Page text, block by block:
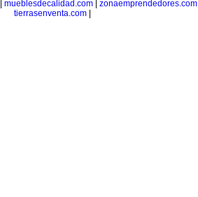
mueblesdecalidad.com| zonaemprendedores.com|
tierrasenventa.com